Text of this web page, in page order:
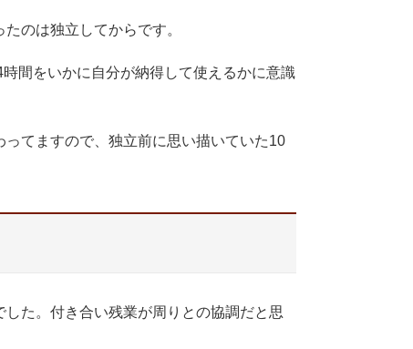
のは独立してからです。
間をいかに自分が納得して使えるかに意識
てますので、独立前に思い描いていた10
た。付き合い残業が周りとの協調だと思